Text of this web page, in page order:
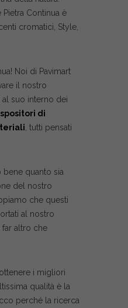
Continua è
cromatici, Style,
Noi di Pavimart
il nostro
suo interno dei
di
, tutti pensati
bene quanto sia
del nostro
che questi
al nostro
altro che
i migliori
qualità è la
perché la ricerca